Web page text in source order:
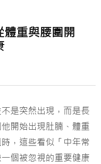
重與腰圍開
是突然出現，而是長
開始出現肚腩、體重
，這些看似「中年常
個被忽視的重要健康